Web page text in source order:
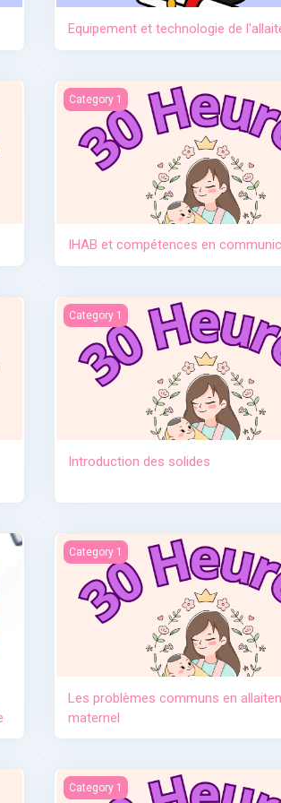
Equipement et technologie de
IHAB et compétences en
Category 1
IHAB et compétences en
Introduction des solides
Category 1
Introduction des solides
de l'allaitement. Pr Djamil Lebane
Les problèmes communs en
Category 1
Les problèmes communs en
maternel
Le post partum
Category 1